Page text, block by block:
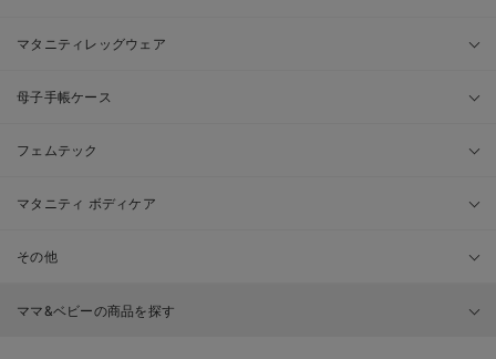
マタニティレッグウェア
母子手帳ケース
フェムテック
マタニティ ボディケア
その他
ママ&ベビーの商品を探す